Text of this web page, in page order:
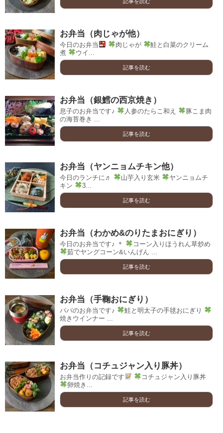
お弁当（肉じゃが他）
今日のお弁当 肉じゃが
鮭と白菜のクリーム
煮
ウイ...
記事を読む
お弁当（銀鱈の西京焼き）
息子のお弁当です♪ 人参のたらこ和え
豚こま肉
の海苔巻き ...
記事を読む
お弁当（ヤンニョムチキン他）
今日のランチに♬ 山芋入り玄米
ヤンニョムチ
キン
3...
記事を読む
お弁当（わかめ&のりたまおにぎり）
今日のお弁当です♪ ＊
コーン入りほうれん草炒め
茹でヤングコーン&いんげん ...
記事を読む
お弁当（手鞠おにぎり）
パパのお弁当です♪
鮭と明太子の手毬おにぎり
焼きウインナー ...
記事を読む
お弁当（コチュジャン入り豚丼）
お弁当作りの記録です
コチュジャン入り豚丼
卵焼き...
記事を読む